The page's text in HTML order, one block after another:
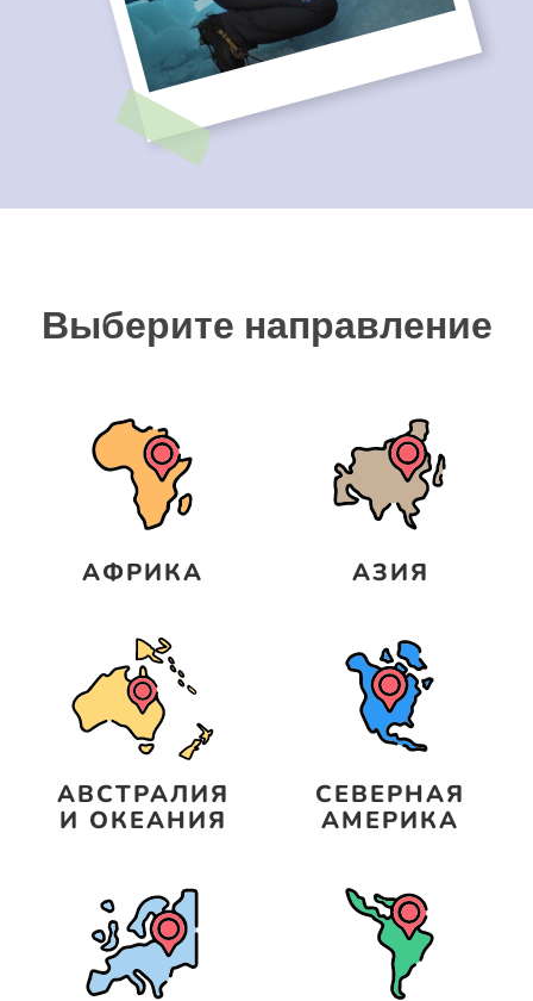
Выберите направление
АФРИКА АЗИЯ
АВСТРАЛИЯ
И ОКЕАНИЯ
СЕВЕРНАЯ
АМЕРИКА